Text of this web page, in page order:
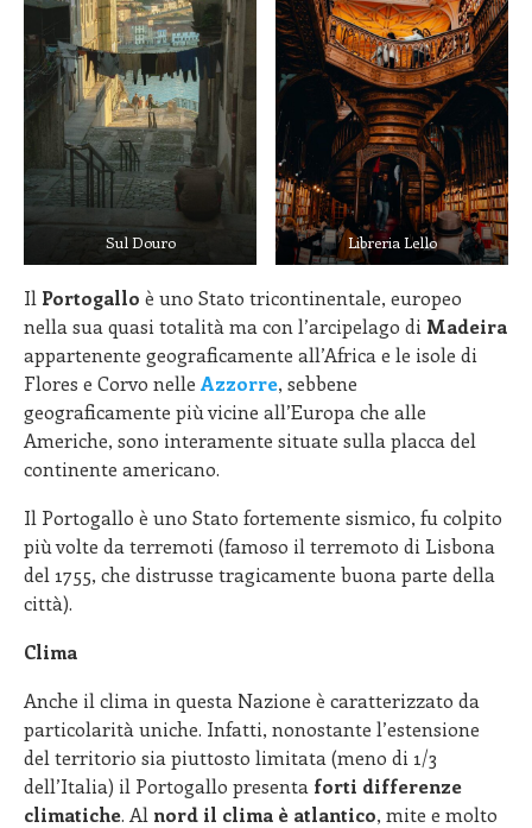
Sul Douro Libreria Lello
Il Portogallo è uno Stato tricontinentale, europeo
nella sua quasi totalità ma con l’arcipelago di Madeira
appartenente geograficamente all’Africa e le isole di
Flores e Corvo nelle Azzorre, sebbene
geograficamente più vicine all’Europa che alle
Americhe, sono interamente situate sulla placca del
continente americano.
Il Portogallo è uno Stato fortemente sismico, fu colpito
più volte da terremoti (famoso il terremoto di Lisbona
del 1755, che distrusse tragicamente buona parte della
città).
Clima
Anche il clima in questa Nazione è caratterizzato da
particolarità uniche. Infatti, nonostante l’estensione
del territorio sia piuttosto limitata (meno di 1/3
dell’Italia) il Portogallo presenta forti differenze
climatiche. Al nord il clima è atlantico, mite e molto